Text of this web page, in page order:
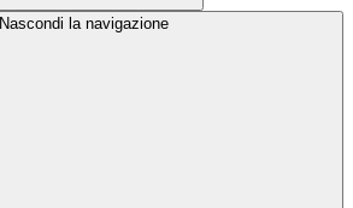
Nascondi la navigazione